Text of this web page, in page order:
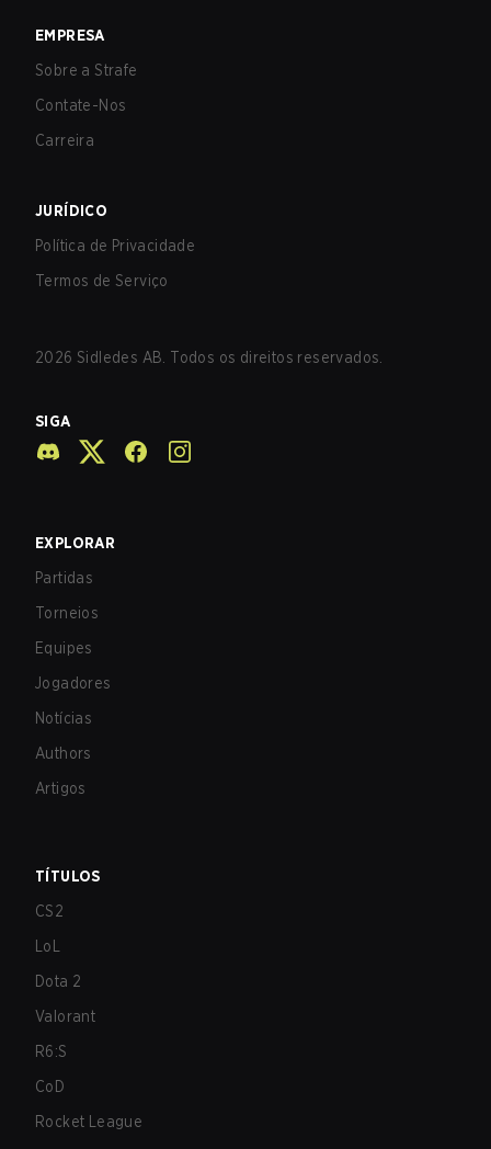
EMPRESA
Sobre a Strafe
Contate-Nos
Carreira
JURÍDICO
Política de Privacidade
Termos de Serviço
2026 Sidledes AB. Todos os direitos reservados.
SIGA
EXPLORAR
Partidas
Torneios
Equipes
Jogadores
Notícias
Authors
Artigos
TÍTULOS
CS2
LoL
Dota 2
Valorant
R6:S
CoD
Rocket League